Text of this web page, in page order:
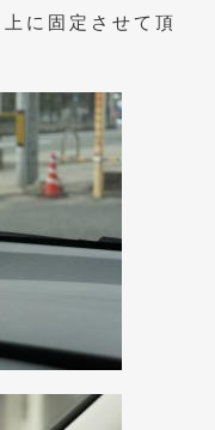
に固定させて頂